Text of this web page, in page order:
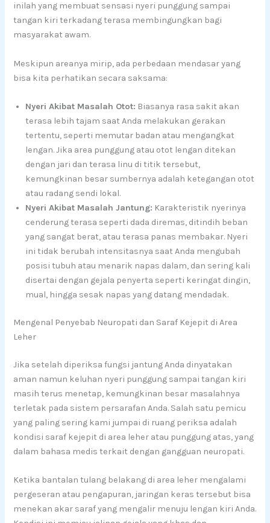
inilah yang membuat sensasi nyeri punggung sampai
tangan kiri terkadang terasa membingungkan bagi
masyarakat awam.
Meskipun areanya mirip, ada perbedaan mendasar yang
bisa kita perhatikan secara saksama:
Nyeri Akibat Masalah Otot: Biasanya rasa sakit akan
terasa lebih tajam saat Anda melakukan gerakan
tertentu, seperti memutar badan atau mengangkat
lengan. Jika area punggung atau otot lengan ditekan
dengan jari dan terasa linu di titik tersebut,
kemungkinan besar sumbernya adalah ketegangan otot
atau radang sendi lokal.
Nyeri Akibat Masalah Jantung: Karakteristik nyerinya
cenderung terasa seperti dada diremas, ditindih beban
yang sangat berat, atau terasa panas membakar. Nyeri
ini tidak berubah intensitasnya saat Anda mengubah
posisi tubuh atau menarik napas dalam, dan sering kali
disertai dengan gejala penyerta seperti keringat dingin,
mual, hingga sesak napas yang datang mendadak.
Mengenal Penyebab Neuropati dan Saraf Kejepit di Area
Leher
Jika setelah diperiksa fungsi jantung Anda dinyatakan
aman namun keluhan nyeri punggung sampai tangan kiri
masih terus menetap, kemungkinan besar masalahnya
terletak pada sistem persarafan Anda. Salah satu pemicu
yang paling sering kami jumpai di ruang periksa adalah
kondisi saraf kejepit di area leher atau punggung atas, yang
dalam bahasa medis terkait dengan gangguan neuropati.
Ketika bantalan tulang belakang di area leher mengalami
pergeseran atau pengapuran, jaringan keras tersebut bisa
menekan akar saraf yang mengalir menuju lengan kiri Anda.